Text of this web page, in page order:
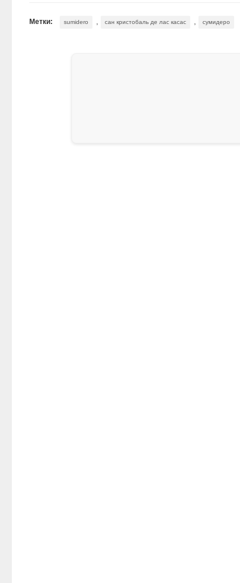
Метки: sumidero , сан кристобаль де лас касас , сумидеро